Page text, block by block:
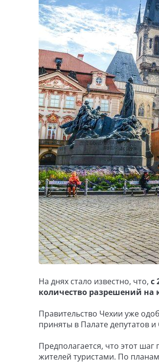
На днях стало известно, что, с
количество разрешений на
Правительство Чехии уже
приняты в Палате депутатов и
Предполагается, что этот
жителей туристами. По